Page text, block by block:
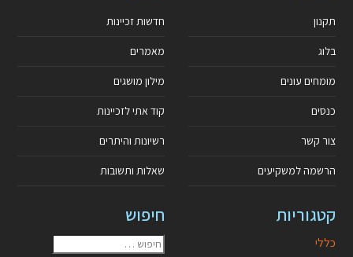
תקנון
בלוג
מומחים עונים
כנסים
צור קשר
הרשמה למשקיעים
חדשות זכיינות
מאמרים
מילון מושגים
קוד אתי לזכיינות
רשיונות והיתרים
שאלות ותשובות
קטגוריות
כללי
חיפוש